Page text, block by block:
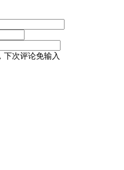
下次评论免输入